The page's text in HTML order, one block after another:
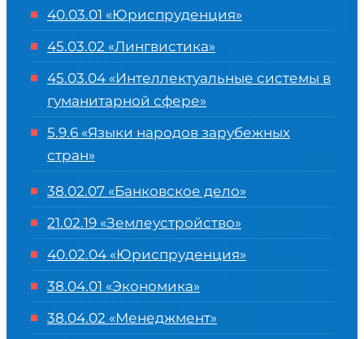
40.03.01 «Юриспруденция»
45.03.02 «Лингвистика»
45.03.04 «Интеллектуальные системы в
гуманитарной сфере»
5.9.6 «Языки народов зарубежных
стран»
38.02.07 «Банковское дело»
21.02.19 «Землеустройство»
40.02.04 «Юриспруденция»
38.04.01 «Экономика»
38.04.02 «Менеджмент»